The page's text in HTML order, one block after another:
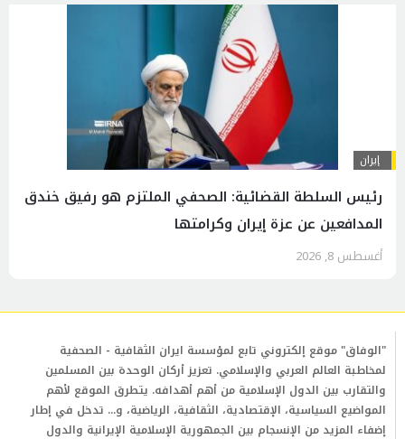
إيران
رئيس السلطة القضائية: الصحفي الملتزم هو رفيق خندق
المدافعين عن عزة إيران وكرامتها
أغسطس 8, 2026
"الوفاق" موقع إلكتروني تابع لمؤسسة ايران الثقافية - الصحفية
لمخاطبة العالم العربي والإسلامي. تعزيز أركان الوحدة بين المسلمين
والتقارب بين الدول الإسلامية من أهم أهدافه. يتطرق الموقع لأهم
المواضيع السياسية، الإقتصادية، الثقافية، الرياضية، و... تدخل في إطار
إضفاء المزيد من الإنسجام بين الجمهورية الإسلامية الإيرانية والدول